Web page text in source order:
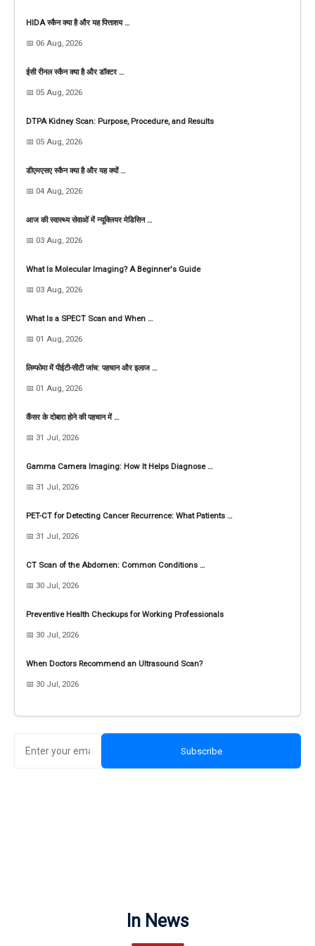
HIDA स्कैन क्या है और यह पित्ताशय …
📅 06 Aug, 2026
ईसी रीनल स्कैन क्या है और डॉक्टर …
📅 05 Aug, 2026
DTPA Kidney Scan: Purpose, Procedure, and Results
📅 05 Aug, 2026
डीएमएसए स्कैन क्या है और यह क्यों …
📅 04 Aug, 2026
आज की स्वास्थ्य सेवाओं में न्यूक्लियर मेडिसिन …
📅 03 Aug, 2026
What Is Molecular Imaging? A Beginner's Guide
📅 03 Aug, 2026
What Is a SPECT Scan and When …
📅 01 Aug, 2026
लिम्फोमा में पीईटी-सीटी जांच: पहचान और इलाज …
📅 01 Aug, 2026
कैंसर के दोबारा होने की पहचान में …
📅 31 Jul, 2026
Gamma Camera Imaging: How It Helps Diagnose …
📅 31 Jul, 2026
PET-CT for Detecting Cancer Recurrence: What Patients …
📅 31 Jul, 2026
CT Scan of the Abdomen: Common Conditions …
📅 30 Jul, 2026
Preventive Health Checkups for Working Professionals
📅 30 Jul, 2026
When Doctors Recommend an Ultrasound Scan?
📅 30 Jul, 2026
Subscribe
In News